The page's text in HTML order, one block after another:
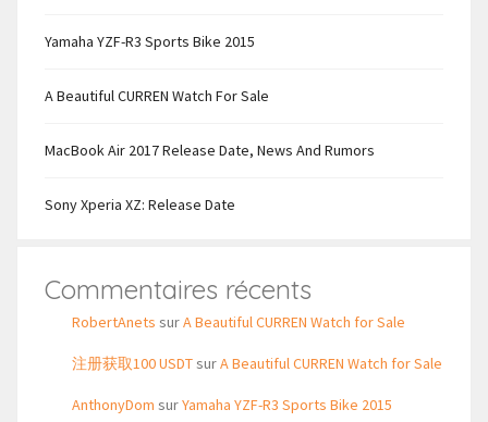
Yamaha YZF-R3 Sports Bike 2015
A Beautiful CURREN Watch For Sale
MacBook Air 2017 Release Date, News And Rumors
Sony Xperia XZ: Release Date
Commentaires récents
RobertAnets surA Beautiful CURREN Watch for Sale
注册获取100 USDTsurA Beautiful CURREN Watch for Sale
AnthonyDom surYamaha YZF-R3 Sports Bike 2015